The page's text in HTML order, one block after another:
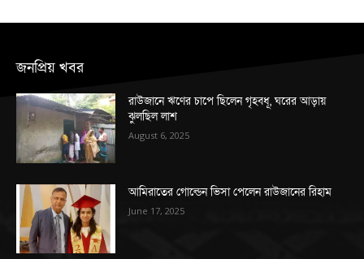
জনপ্রিয় খবর
রাউজানে ঋণের চাপে ছিলেন গৃহবধূ, ঘরের আড়ায়
ঝুলছিল লাশ
August 6, 2025
আমিরাতের গোল্ডেন ভিসা পেলেন রাউজানের রিহাম
June 17, 2025